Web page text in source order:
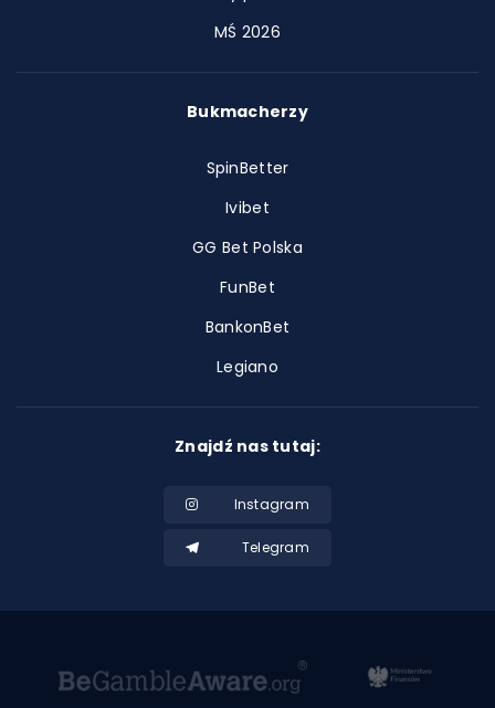
MŚ 2026
Bukmacherzy
SpinBetter
Ivibet
GG Bet Polska
FunBet
BankonBet
Legiano
Znajdź nas tutaj:
Instagram
Telegram